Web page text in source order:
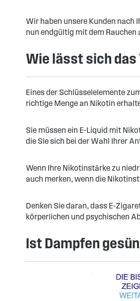
Wir haben unsere Kunden nach
nun endgültig mit dem Rauchen
Wie lässt sich
Eines der Schlüsselelemente
richtige Menge an Nikotin
Sie müssen ein E-Liquid mit
die Sie sich bei der Wahl Ihrer
Wenn Ihre Nikotinstärke zu
auch merken, wenn die
Denken Sie daran, dass E-
körperlichen und psychischen
Ist Dampfen